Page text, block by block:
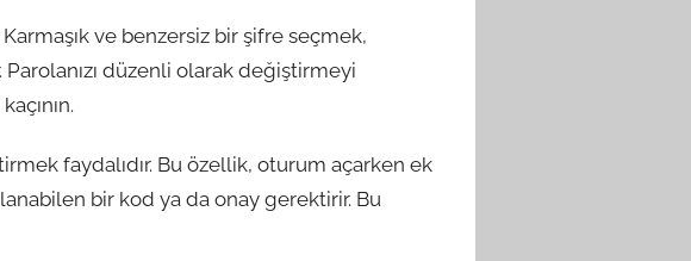
ve benzersiz bir şifre seçmek,
düzenli olarak değiştirmeyi
faydalıdır. Bu özellik, oturum açarken ek
bir kod ya da onay gerektirir. Bu